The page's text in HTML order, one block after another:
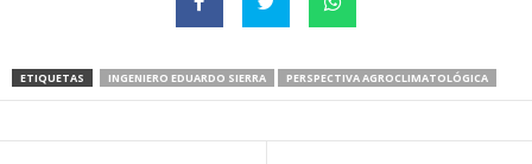
ETIQUETAS INGENIERO EDUARDO SIERRA PERSPECTIVA AGROCLIMATOLÓGICA